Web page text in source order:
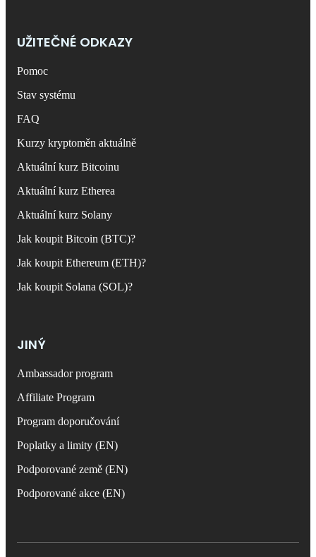
UŽITEČNÉ ODKAZY
Pomoc
Stav systému
FAQ
Kurzy kryptoměn aktuálně
Aktuální kurz Bitcoinu
Aktuální kurz Etherea
Aktuální kurz Solany
Jak koupit Bitcoin (BTC)?
Jak koupit Ethereum (ETH)?
Jak koupit Solana (SOL)?
JINÝ
Ambassador program
Affiliate Program
Program doporučování
Poplatky a limity (EN)
Podporované země (EN)
Podporované akce (EN)